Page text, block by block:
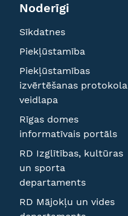
Noderīgi
Sīkdatnes
Piekļūstamība
Piekļūstamības
izvērtēšanas protokola
veidlapa
Rīgas domes
informatīvais portāls
RD Izglītības, kultūras
un sporta
departaments
RD Mājokļu un vides